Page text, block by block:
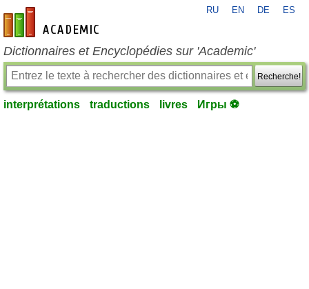
fr-academic.com
RU EN DE ES
Dictionnaires et Encyclopédies sur 'Academic'
Recherche!
interprétations traductions livres Игры ⚽